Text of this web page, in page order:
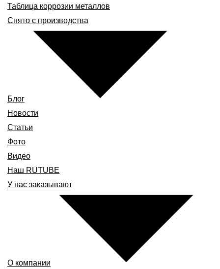
Таблица коррозии металлов
Снято с производства
Блог
Новости
Статьи
Фото
Видео
Наш RUTUBE
У нас заказывают
О компании